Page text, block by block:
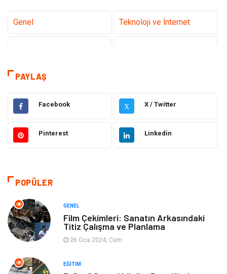
Genel Teknoloji ve İnternet
Sağlık
Hukuk Dekorasyon
Elektrik & Elektronik Giyim
Eğitim ve Kariyer
Otomotiv
Makine Alışveriş
Keyif ve Hobi
PAYLAŞ
Facebook X X / Twitter
Pinterest Linkedin
POPÜLER
GENEL
Film Çekimleri: Sanatın Arkasındaki
Titiz Çalışma ve Planlama
26 Oca 2024, Cum
EĞITIM